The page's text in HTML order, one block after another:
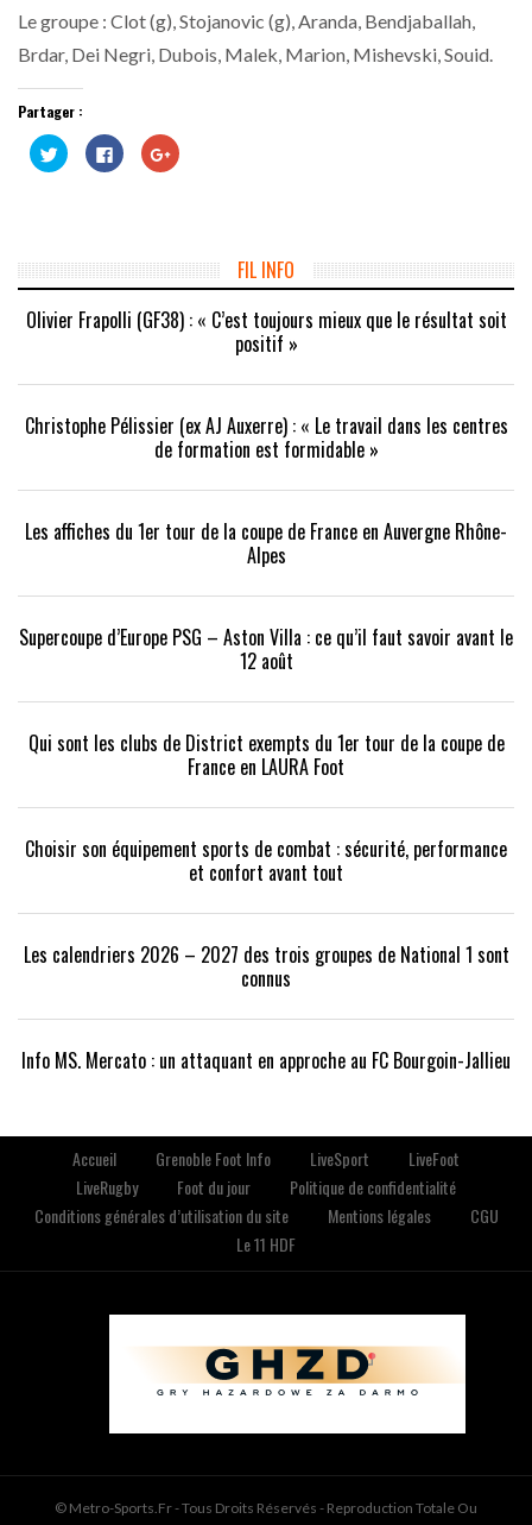
Le groupe : Clot (g), Stojanovic (g), Aranda, Bendjaballah,
Brdar, Dei Negri, Dubois, Malek, Marion, Mishevski, Souid.
Partager :
Cliquez
pour
partager
fenêtre)
Cliquez
pour
partager
fenêtre)
Cliquez
pour
nouvelle
fenêtre)
FIL INFO
Olivier Frapolli (GF38) : « C’est toujours mieux que le résultat soit
positif »
Christophe Pélissier (ex AJ Auxerre) : « Le travail dans les centres
de formation est formidable »
Les affiches du 1er tour de la coupe de France en Auvergne Rhône-
Alpes
Supercoupe d’Europe PSG – Aston Villa : ce qu’il faut savoir avant le
12 août
Qui sont les clubs de District exempts du 1er tour de la coupe de
France en LAURA Foot
Choisir son équipement sports de combat : sécurité, performance
et confort avant tout
Les calendriers 2026 – 2027 des trois groupes de National 1 sont
connus
Info MS. Mercato : un attaquant en approche au FC Bourgoin-Jallieu
Accueil Grenoble Foot Info LiveSport
LiveFoot
LiveRugby
Foot du jour
Politique de confidentialité
Conditions générales d’utilisation du site
Mentions légales
CGU
Le 11 HDF
© Metro-Sports.fr - Tous Droits Réservés - Reproduction Totale Ou